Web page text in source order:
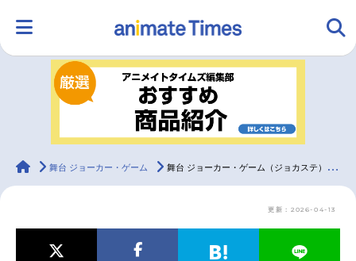
ランキング アニメ
ラジオ
animateTimes
舞台 ジョーカー・ゲーム 舞台 ジョーカー・ゲーム（ジョカステ）｜キャスト・キャラクター・公演日程・登場人物・最新情報一覧
更新：2026-04-13